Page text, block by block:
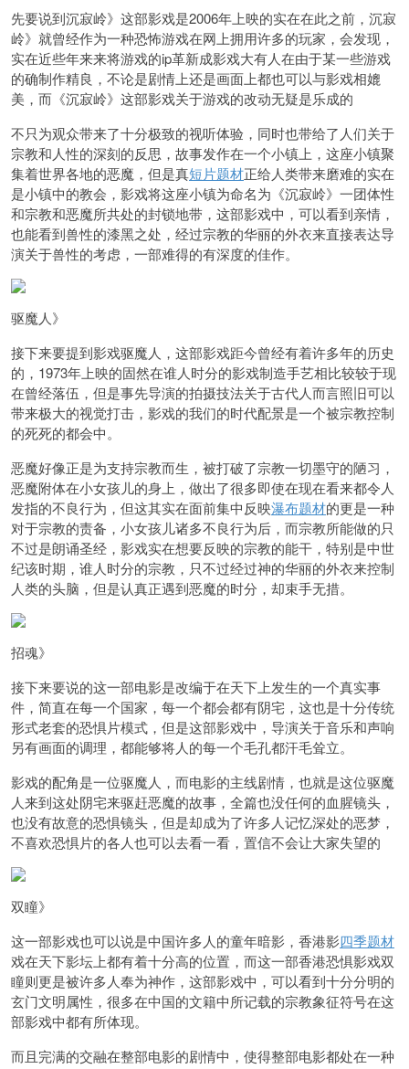
先要说到沉寂岭》这部影戏是2006年上映的实在在此之前，沉寂
岭》就曾经作为一种恐怖游戏在网上拥用许多的玩家，会发现，
实在近些年来来将游戏的ip革新成影戏大有人在由于某一些游戏
的确制作精良，不论是剧情上还是画面上都也可以与影戏相媲
美，而《沉寂岭》这部影戏关于游戏的改动无疑是乐成的
不只为观众带来了十分极致的视听体验，同时也带给了人们关于
宗教和人性的深刻的反思，故事发作在一个小镇上，这座小镇聚
集着世界各地的恶魔，但是真短片题材正给人类带来磨难的实在
是小镇中的教会，影戏将这座小镇为命名为《沉寂岭》一团体性
和宗教和恶魔所共处的封锁地带，这部影戏中，可以看到亲情，
也能看到兽性的漆黑之处，经过宗教的华丽的外衣来直接表达导
演关于兽性的考虑，一部难得的有深度的佳作。
驱魔人》
接下来要提到影戏驱魔人，这部影戏距今曾经有着许多年的历史
的，1973年上映的固然在谁人时分的影戏制造手艺相比较较于现
在曾经落伍，但是事先导演的拍摄技法关于古代人而言照旧可以
带来极大的视觉打击，影戏的我们的时代配景是一个被宗教控制
的死死的都会中。
恶魔好像正是为支持宗教而生，被打破了宗教一切墨守的陋习，
恶魔附体在小女孩儿的身上，做出了很多即使在现在看来都令人
发指的不良行为，但这其实在面前集中反映瀑布题材的更是一种
对于宗教的责备，小女孩儿诸多不良行为后，而宗教所能做的只
不过是朗诵圣经，影戏实在想要反映的宗教的能干，特别是中世
纪该时期，谁人时分的宗教，只不过经过神的华丽的外衣来控制
人类的头脑，但是认真正遇到恶魔的时分，却束手无措。
招魂》
接下来要说的这一部电影是改编于在天下上发生的一个真实事
件，简直在每一个国家，每一个都会都有阴宅，这也是十分传统
形式老套的恐惧片模式，但是这部影戏中，导演关于音乐和声响
另有画面的调理，都能够将人的每一个毛孔都汗毛耸立。
影戏的配角是一位驱魔人，而电影的主线剧情，也就是这位驱魔
人来到这处阴宅来驱赶恶魔的故事，全篇也没任何的血腥镜头，
也没有故意的恐惧镜头，但是却成为了许多人记忆深处的恶梦，
不喜欢恐惧片的各人也可以去看一看，置信不会让大家失望的
双瞳》
这一部影戏也可以说是中国许多人的童年暗影，香港影四季题材
戏在天下影坛上都有着十分高的位置，而这一部香港恐惧影戏双
瞳则更是被许多人奉为神作，这部影戏中，可以看到十分分明的
玄门文明属性，很多在中国的文籍中所记载的宗教象征符号在这
部影戏中都有所体现。
而且完满的交融在整部电影的剧情中，使得整部电影都处在一种